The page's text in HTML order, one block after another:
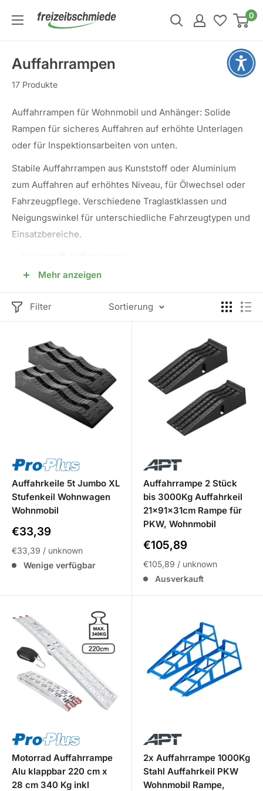
Zum Inhalt springen
Zum Menü springen
Fußzeile springen
Barrierefreiheits-Widget öffnen
zum
Freizeitschmiede
Co.
KG
0
Auffahrrampen
17 Produkte
Auffahrrampen für Wohnmobil und Anhänger: Solide
Rampen für sicheres Auffahren auf erhöhte Unterlagen
oder für Inspektionsarbeiten von unten.
Stabile Auffahrrampen aus Kunststoff oder Aluminium
zum Auffahren auf erhöhtes Niveau, für Ölwechsel oder
Fahrzeugpflege. Verschiedene Traglastklassen und
Neigungswinkel für unterschiedliche Fahrzeugtypen und
Einsatzbereiche.
Aluminium-Auffahrrampen
✓ Große Auswahl · ✓ Top-Marken · ✓ Schnelle
Lieferung · ✓ Versandkostenfrei ab 49 €
Mehr anzeigen
Filter Sortierung
Auffahrkeile 5t Jumbo XL
Stufenkeil Wohnwagen
Wohnmobil
Sale
Preis
€33,39
€33,39 / unknown
Wenige verfügbar
Auffahrrampe 2 Stück
bis 3000Kg Auffahrkeil
21x91x31cm Rampe für
PKW, Wohnmobil
Sale
€105,89
€105,89 / unknown
Ausverkauft
Motorrad Auffahrrampe
Alu klappbar 220 cm x
28 cm 340 Kg inkl
2x Auffahrrampe 1000Kg
Stahl Auffahrkeil PKW
Wohnmobil Rampe,